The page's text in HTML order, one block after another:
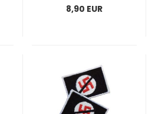
8,90 EUR